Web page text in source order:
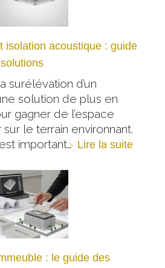
isolation acoustique : guide
surélévation d’un
solution de plus en
gagner de l’espace
le terrain environnant.
important… Lire la suite
: le guide des